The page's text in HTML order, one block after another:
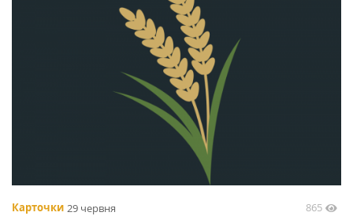
Карточки 29 червня 865